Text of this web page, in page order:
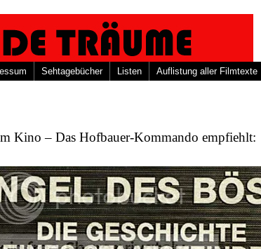
Sehtagebücher Listen Auflistung aller Filmtexte
Kino – Das Hofbauer-Kommando empfiehlt: